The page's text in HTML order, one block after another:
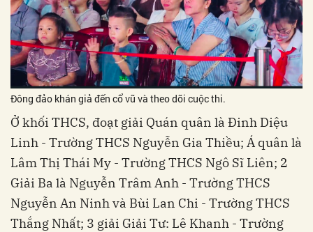
Đông đảo khán giả đến cổ vũ và theo dõi cuộc thi.
Ở khối THCS, đoạt giải Quán quân là Đinh Diệu
Linh - Trường THCS Nguyễn Gia Thiều; Á quân là
Lâm Thị Thái My - Trường THCS Ngô Sĩ Liên; 2
Giải Ba là Nguyễn Trâm Anh - Trường THCS
Nguyễn An Ninh và Bùi Lan Chi - Trường THCS
Thắng Nhất; 3 giải Giải Tư: Lê Khanh - Trường